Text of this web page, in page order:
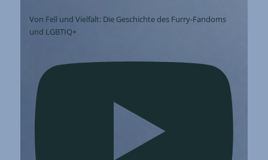
Von Fell und Vielfalt: Die Geschichte des Furry-Fandoms
und LGBTIQ+